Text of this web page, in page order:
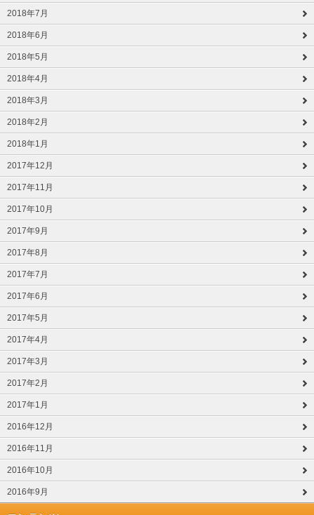
2018年7月
2018年6月
2018年5月
2018年4月
2018年3月
2018年2月
2018年1月
2017年12月
2017年11月
2017年10月
2017年9月
2017年8月
2017年7月
2017年6月
2017年5月
2017年4月
2017年3月
2017年2月
2017年1月
2016年12月
2016年11月
2016年10月
2016年9月